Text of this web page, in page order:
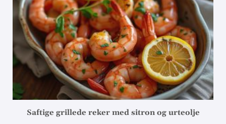
Saftige grillede reker med sitron og urteolje